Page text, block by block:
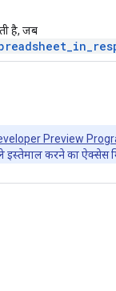
है, जब
Preview
इस्तेमाल करने का ऐक्सेस